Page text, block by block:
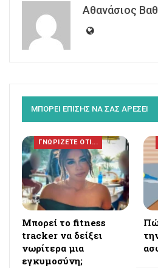
Αθανάσιος
ΜΠΟΡΕΙ ΕΠΙΣΗΣ ΝΑ ΣΑΣ ΑΡΕΣΕΙ
ΓΝΩΡΙΖΕΤΕ ΟΤΙ...
Μπορεί το fitness
tracker να δείξει
νωρίτερα μια
εγκυμοσύνη;